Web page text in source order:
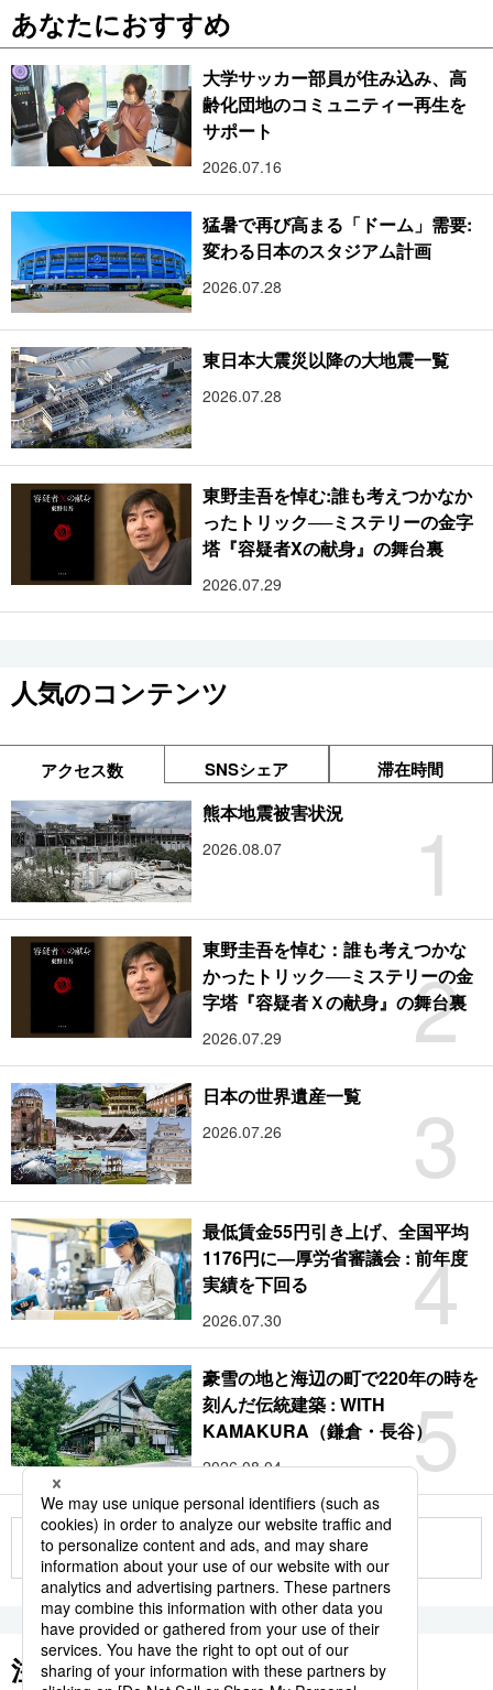
あなたにおすすめ
大学サッカー部員が住み込み、高
齢化団地のコミュニティー再生を
サポート
2026.07.16
猛暑で再び高まる「ドーム」需要:
変わる日本のスタジアム計画
2026.07.28
東日本大震災以降の大地震一覧
2026.07.28
東野圭吾を悼む:誰も考えつかなか
ったトリック──ミステリーの金字
塔『容疑者Xの献身』の舞台裏
2026.07.29
人気のコンテンツ
アクセス数 SNSシェア 滞在時間
1
熊本地震被害状況
2026.08.07
2
東野圭吾を悼む：誰も考えつかな
かったトリック──ミステリーの金
字塔『容疑者Ｘの献身』の舞台裏
2026.07.29
3
日本の世界遺産一覧
2026.07.26
4
最低賃金55円引き上げ、全国平均
1176円に―厚労省審議会 : 前年度
実績を下回る
2026.07.30
5
豪雪の地と海辺の町で220年の時を
刻んだ伝統建築 : WITH
KAMAKURA（鎌倉・長谷）
2026.08.04
もっと見る
注目のキーワード